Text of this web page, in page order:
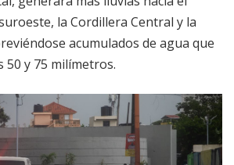
la Cordillera Central y la
acumulados de agua que
y 75 milímetros.